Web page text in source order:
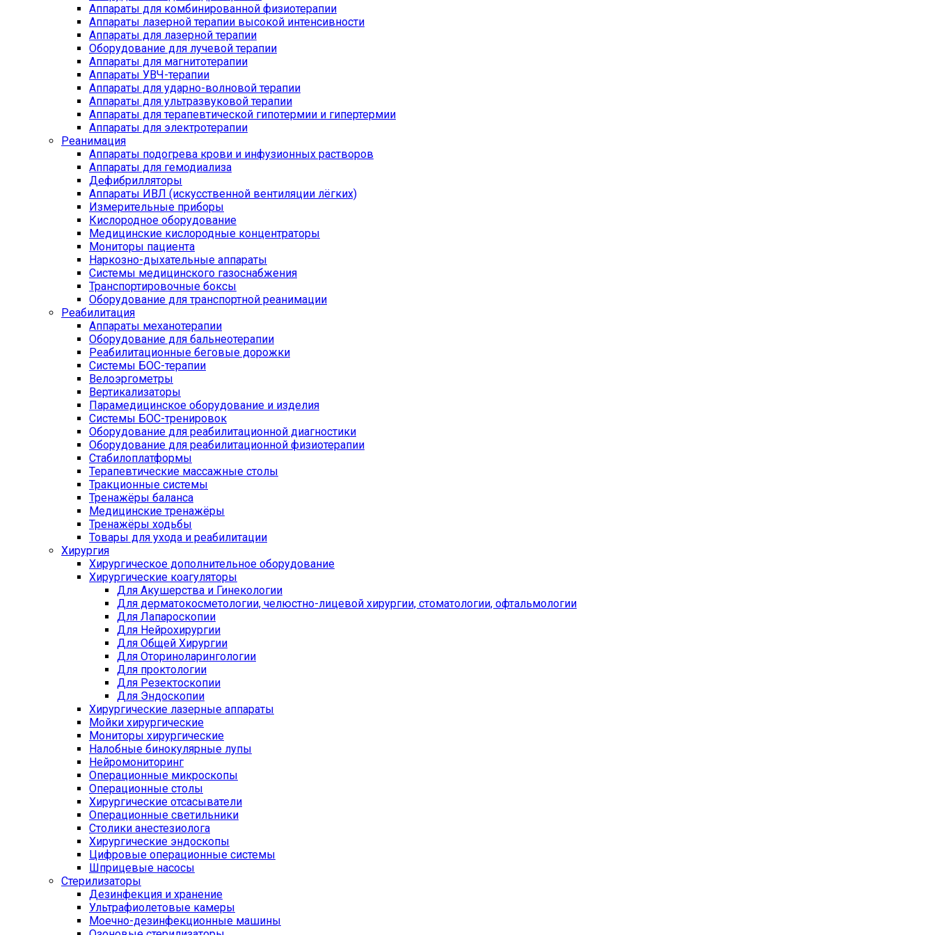
Аппараты для комбинированной физиотерапии
Аппараты лазерной терапии высокой интенсивности
Аппараты для лазерной терапии
Оборудование для лучевой терапии
Аппараты для магнитотерапии
Аппараты УВЧ-терапии
Аппараты для ударно-волновой терапии
Аппараты для ультразвуковой терапии
Аппараты для терапевтической гипотермии и гипертермии
Аппараты для электротерапии
Реанимация
Аппараты подогрева крови и инфузионных растворов
Аппараты для гемодиализа
Дефибрилляторы
Аппараты ИВЛ (искусственной вентиляции лёгких)
Измерительные приборы
Кислородное оборудование
Медицинские кислородные концентраторы
Мониторы пациента
Наркозно-дыхательные аппараты
Системы медицинского газоснабжения
Транспортировочные боксы
Оборудование для транспортной реанимации
Реабилитация
Аппараты механотерапии
Оборудование для бальнеотерапии
Реабилитационные беговые дорожки
Системы БОС-терапии
Велоэргометры
Вертикализаторы
Парамедицинское оборудование и изделия
Системы БОС-тренировок
Оборудование для реабилитационной диагностики
Оборудование для реабилитационной физиотерапии
Стабилоплатформы
Терапевтические массажные столы
Тракционные системы
Тренажёры баланса
Медицинские тренажёры
Тренажёры ходьбы
Товары для ухода и реабилитации
Хирургия
Хирургическое дополнительное оборудование
Хирургические коагуляторы
Для Акушерства и Гинекологии
Для дерматокосметологии, челюстно-лицевой хирургии, стоматологии, офтальмологии
Для Лапароскопии
Для Нейрохирургии
Для Общей Хирургии
Для Оториноларингологии
Для проктологии
Для Резектоскопии
Для Эндоскопии
Хирургические лазерные аппараты
Мойки хирургические
Мониторы хирургические
Налобные бинокулярные лупы
Нейромониторинг
Операционные микроскопы
Операционные столы
Хирургические отсасыватели
Операционные светильники
Столики анестезиолога
Хирургические эндоскопы
Цифровые операционные системы
Шприцевые насосы
Стерилизаторы
Дезинфекция и хранение
Ультрафиолетовые камеры
Моечно-дезинфекционные машины